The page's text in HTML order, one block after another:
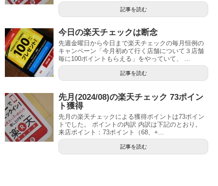
記事を読む
今日の楽天チェックは断念
先週金曜日から今日まで楽天チェックの毎月恒例の
キャンペーン「今月初めて行く店舗について３店舗
毎に100ポイントもらえる」をやっていて、 ...
記事を読む
先月(2024/08)の楽天チェック 73ポイン
ト獲得
先月の楽天チェックによる獲得ポイントは73ポイン
トでした。 ポイントの内訳 内訳は下記のとおり。
来店ポイント：73ポイント（68、+...
記事を読む